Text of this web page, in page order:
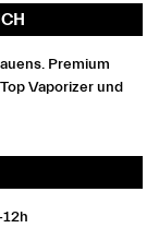
Premium
Vaporizer und